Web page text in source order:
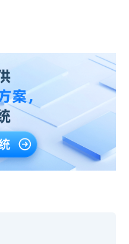
读AI在不同职业场景下
成功入行AI岗位，🚀
才！
认证 · 全国合伙人招